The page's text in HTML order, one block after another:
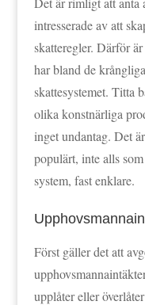
intresserade av att
skatteregler. Därför
har bland de
skattesystemet. Titta
olika konstnärliga
inget undantag. Det
populärt, inte alls
system, fast enklare.
Först gäller det att
upplåter eller